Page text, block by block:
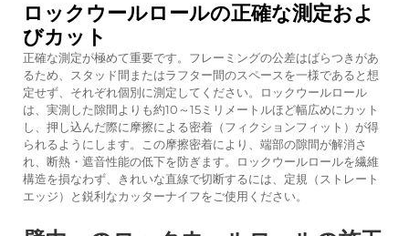
ロックウールロールの正確な測定およ
びカット
正確な測定が極めて重要です。フレーミングの公差はばらつきがあ
るため、スタッド間またはラフター間のスペースを一様であると想
定せず、それぞれ個別に測定してください。ロックウールロール
は、実測した隙間よりも約10～15ミリメートルほど幅広めにカット
し、押し込んだ際に摩擦による密着（フィクションフィット）が得
られるようにします。この摩擦密着により、端部の隙間が解消さ
れ、断熱・遮音性能の低下を防ぎます。ロックウールロールを繊維
構造を損なわず、きれいな直線で切断するには、定規（ストレート
エッジ）と鋭利なカッターナイフをご使用ください。